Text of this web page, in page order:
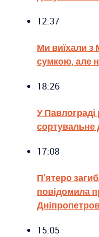
12:37
Ми виїхали з
сумкою, але
18:26
У
сортувальне
17:08
П’ятеро
повідомила
15:05